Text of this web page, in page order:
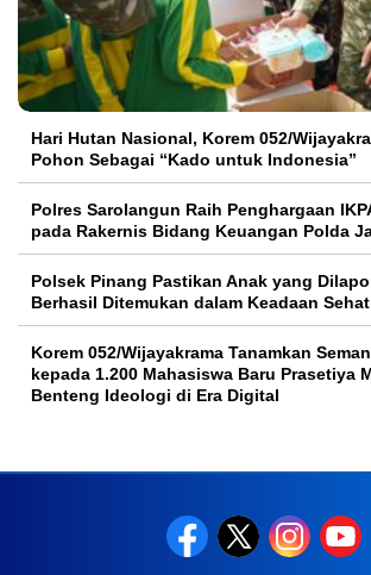
Hari Hutan Nasional, Korem 052/
Pohon Sebagai “Kado untuk Indonesia”
Polres Sarolangun Raih Penghargaan
pada Rakernis Bidang Keuangan Polda
Polsek Pinang Pastikan Anak yang
Berhasil Ditemukan dalam Keadaan Sehat
Korem 052/Wijayakrama Tanamkan
kepada 1.200 Mahasiswa Baru Prasetiya
Benteng Ideologi di Era Digital